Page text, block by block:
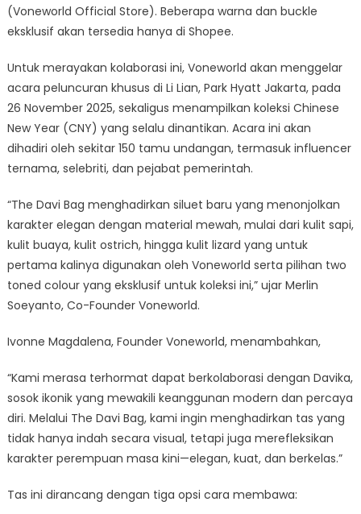
(Voneworld Official Store). Beberapa warna dan buckle
eksklusif akan tersedia hanya di Shopee.
Untuk merayakan kolaborasi ini, Voneworld akan menggelar
acara peluncuran khusus di Li Lian, Park Hyatt Jakarta, pada
26 November 2025, sekaligus menampilkan koleksi Chinese
New Year (CNY) yang selalu dinantikan. Acara ini akan
dihadiri oleh sekitar 150 tamu undangan, termasuk influencer
ternama, selebriti, dan pejabat pemerintah.
“The Davi Bag menghadirkan siluet baru yang menonjolkan
karakter elegan dengan material mewah, mulai dari kulit sapi,
kulit buaya, kulit ostrich, hingga kulit lizard yang untuk
pertama kalinya digunakan oleh Voneworld serta pilihan two
toned colour yang eksklusif untuk koleksi ini,” ujar Merlin
Soeyanto, Co-Founder Voneworld.
Ivonne Magdalena, Founder Voneworld, menambahkan,
“Kami merasa terhormat dapat berkolaborasi dengan Davika,
sosok ikonik yang mewakili keanggunan modern dan percaya
diri. Melalui The Davi Bag, kami ingin menghadirkan tas yang
tidak hanya indah secara visual, tetapi juga merefleksikan
karakter perempuan masa kini—elegan, kuat, dan berkelas.”
Tas ini dirancang dengan tiga opsi cara membawa: